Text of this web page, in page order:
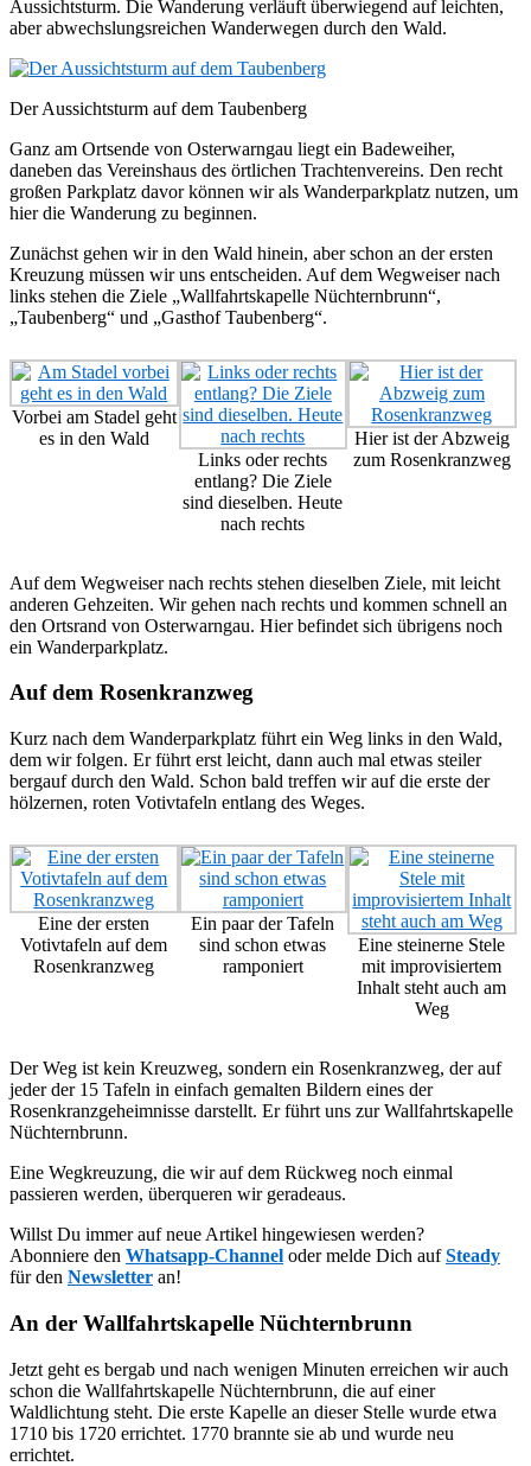
Aussichtsturm. Die Wanderung verläuft überwiegend auf leichten,
aber abwechslungsreichen Wanderwegen durch den Wald.
Der Aussichtsturm auf dem Taubenberg
Ganz am Ortsende von Osterwarngau liegt ein Badeweiher,
daneben das Vereinshaus des örtlichen Trachtenvereins. Den recht
großen Parkplatz davor können wir als Wanderparkplatz nutzen, um
hier die Wanderung zu beginnen.
Zunächst gehen wir in den Wald hinein, aber schon an der ersten
Kreuzung müssen wir uns entscheiden. Auf dem Wegweiser nach
links stehen die Ziele „Wallfahrtskapelle Nüchternbrunn“,
„Taubenberg“ und „Gasthof Taubenberg“.
Vorbei am Stadel geht
es in den Wald
Links oder rechts
entlang? Die Ziele
sind dieselben. Heute
nach rechts
Hier ist der Abzweig
zum Rosenkranzweg
Auf dem Wegweiser nach rechts stehen dieselben Ziele, mit leicht
anderen Gehzeiten. Wir gehen nach rechts und kommen schnell an
den Ortsrand von Osterwarngau. Hier befindet sich übrigens noch
ein Wanderparkplatz.
Auf dem Rosenkranzweg
Kurz nach dem Wanderparkplatz führt ein Weg links in den Wald,
dem wir folgen. Er führt erst leicht, dann auch mal etwas steiler
bergauf durch den Wald. Schon bald treffen wir auf die erste der
hölzernen, roten Votivtafeln entlang des Weges.
Eine der ersten
Votivtafeln auf dem
Rosenkranzweg
Ein paar der Tafeln
sind schon etwas
ramponiert
Eine steinerne Stele
mit improvisiertem
Inhalt steht auch am
Weg
Der Weg ist kein Kreuzweg, sondern ein Rosenkranzweg, der auf
jeder der 15 Tafeln in einfach gemalten Bildern eines der
Rosenkranzgeheimnisse darstellt. Er führt uns zur Wallfahrtskapelle
Nüchternbrunn.
Eine Wegkreuzung, die wir auf dem Rückweg noch einmal
passieren werden, überqueren wir geradeaus.
Willst Du immer auf neue Artikel hingewiesen werden?
Abonniere den Whatsapp-Channel oder melde Dich aufSteady
für den Newsletter an!
An der Wallfahrtskapelle Nüchternbrunn
Jetzt geht es bergab und nach wenigen Minuten erreichen wir auch
schon die Wallfahrtskapelle Nüchternbrunn, die auf einer
Waldlichtung steht. Die erste Kapelle an dieser Stelle wurde etwa
1710 bis 1720 errichtet. 1770 brannte sie ab und wurde neu
errichtet.